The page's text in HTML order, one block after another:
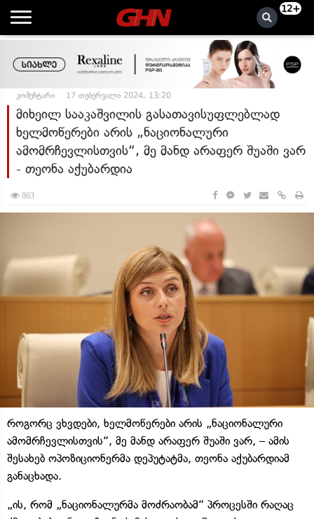
12+
კომენტარი 17 თებერვალი 2024, 13:20
მიხეილ სააკაშვილის გასათავისუფლებლად
ხელმოწერები არის „ნაციონალური
ამომრჩევლისთვის“, მე მანდ არაფერ შუაში ვარ
- თეონა აქუბარდია
863
როგორც ვხვდები, ხელმოწერები არის „ნაციონალური
ამომრჩევლისთვის“, მე მანდ არაფერ შუაში ვარ, – ამის
შესახებ ოპოზიციონერმა დეპუტატმა, თეონა აქუბარდიამ
განაცხადა.
„ის, რომ „ნაციონალურმა მოძრაობამ“ პროცესში რაღაც